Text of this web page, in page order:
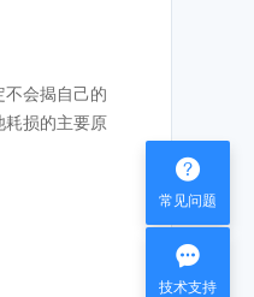
不会揭自己的
耗损的主要原

常见问题

技术支持